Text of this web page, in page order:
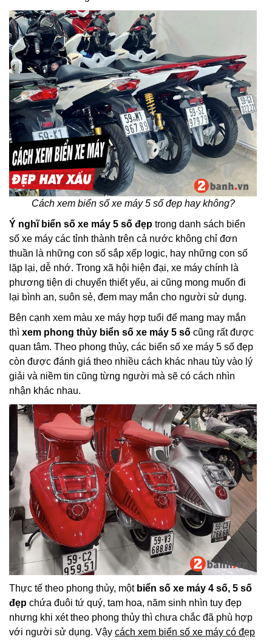
Cách xem biển số xe máy 5 số đẹp hay không?
Ý nghĩ biển số xe máy 5 số đẹp trong danh sách biển
số xe máy các tỉnh thành trên cả nước không chỉ đơn
thuần là những con số sắp xếp logic, hay những con số
lặp lại, dễ nhớ. Trong xã hội hiện đại, xe máy chính là
phương tiện di chuyển thiết yếu, ai cũng mong muốn đi
lại bình an, suôn sẻ, đem may mắn cho người sử dụng.
Bên cạnh xem màu xe máy hợp tuổi để mang may mắn
thì xem phong thủy biển số xe máy 5 số cũng rất được
quan tâm. Theo phong thủy, các biển số xe máy 5 số đẹp
còn được đánh giá theo nhiều cách khác nhau tùy vào lý
giải và niềm tin cũng từng người mà sẽ có cách nhìn
nhận khác nhau.
Thực tế theo phong thủy, một biển số xe máy 4 số, 5 số
đẹp chứa đuôi tứ quý, tam hoa, năm sinh nhìn tuy đẹp
nhưng khi xét theo phong thủy thì chưa chắc đã phù hợp
với người sử dụng. Vậy cách xem biển số xe máy có đẹp